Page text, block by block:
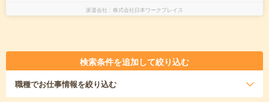
派遣会社 株式会社日本ワークプレイス
検索条件を追加して絞り込む
職種でお仕事情報を絞り込む